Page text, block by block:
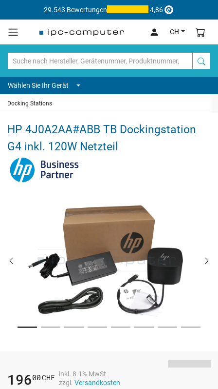
29.543 Bewertungen 4,86
CH
Wählen Sie Ihr Gerät
Docking Stations
HP 4J0A2AA#ABB TB Dockingstation
G4 inkl. 120W Netzteil
19600CHF
inkl. 8.1% MwSt
zzgl. Versandkosten